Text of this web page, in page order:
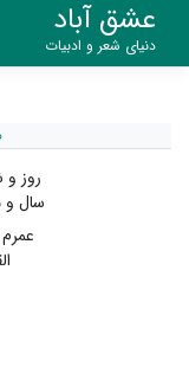
عشق آباد
دنیای شعر و ادبیات
روز
سال